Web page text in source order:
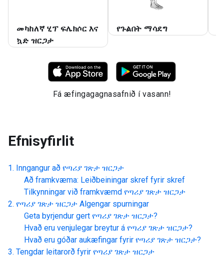
መካከለኛ ሂፕ ፍሌክሶር እና
ኳድ ዝርጋታ
የጉልበት ማሳደግ
Fá æfingagagnasafnið í vasann!
Efnisyfirlit
Inngangur að የጣሪያ ገጽታ ዝርጋታ
Að framkvæma: Leiðbeiningar skref fyrir skref
Tilkynningar við framkvæmd የጣሪያ ገጽታ ዝርጋታ
የጣሪያ ገጽታ ዝርጋታ Algengar spurningar
Geta byrjendur gert የጣሪያ ገጽታ ዝርጋታ?
Hvað eru venjulegar breytur á የጣሪያ ገጽታ ዝርጋታ?
Hvað eru góðar aukæfingar fyrir የጣሪያ ገጽታ ዝርጋታ?
Tengdar leitarorð fyrir የጣሪያ ገጽታ ዝርጋታ